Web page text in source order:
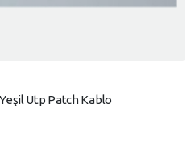
Utp Patch Kablo